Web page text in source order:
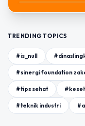
TRENDING TOPICS
#is_null
#sinergi foundation
#tips sehat
#teknik industri